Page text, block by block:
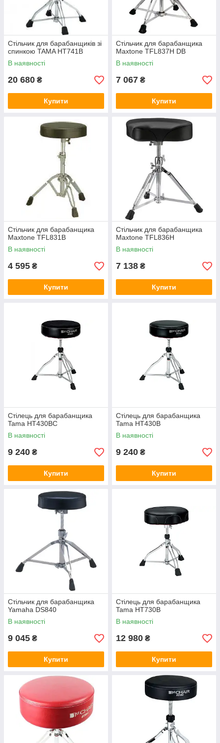
Стільчик для барабанщиків зі
спинкою TAMA HT741B
В наявності
20 680 ₴
Купити
Стільчик для барабанщика
Maxtone TFL837H DB
В наявності
7 067 ₴
Купити
Стільчик для барабанщика
Maxtone TFL831B
В наявності
4 595 ₴
Купити
Стільчик для барабанщика
Maxtone TFL836H
В наявності
7 138 ₴
Купити
Стілець для барабанщика
Tama HT430BC
В наявності
9 240 ₴
Купити
Стілець для барабанщика
Tama HT430B
В наявності
9 240 ₴
Купити
Стільчик для барабанщика
Yamaha DS840
В наявності
9 045 ₴
Купити
Стілець для барабанщика
Tama HT730B
В наявності
12 980 ₴
Купити